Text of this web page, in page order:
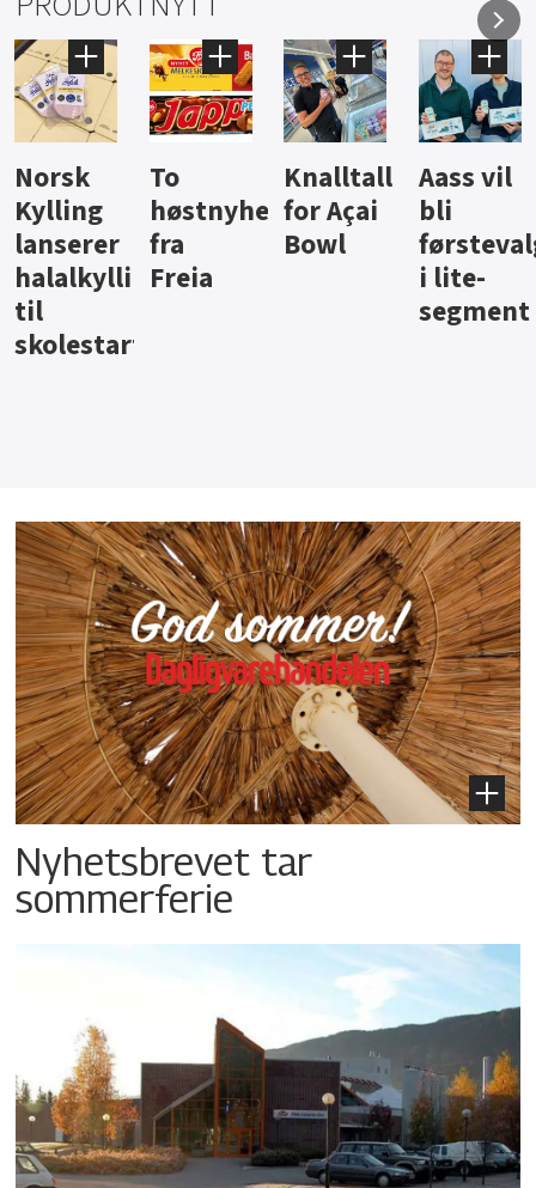
Knalltall
for Açai
Bowl
Aass vil
bli
førstevalg
i lite-
Brus og
jus fra
Berentsen
Hard
iste fra
Hansa
Nyhetsbrevet tar
sommerferie